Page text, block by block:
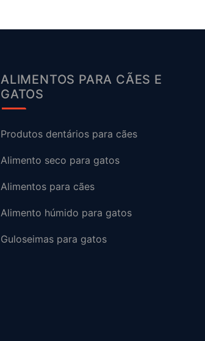
ALIMENTOS PARA CÃES E
GATOS
Produtos dentários para cães
Alimento seco para gatos
Alimentos para cães
Alimento húmido para gatos
Guloseimas para gatos